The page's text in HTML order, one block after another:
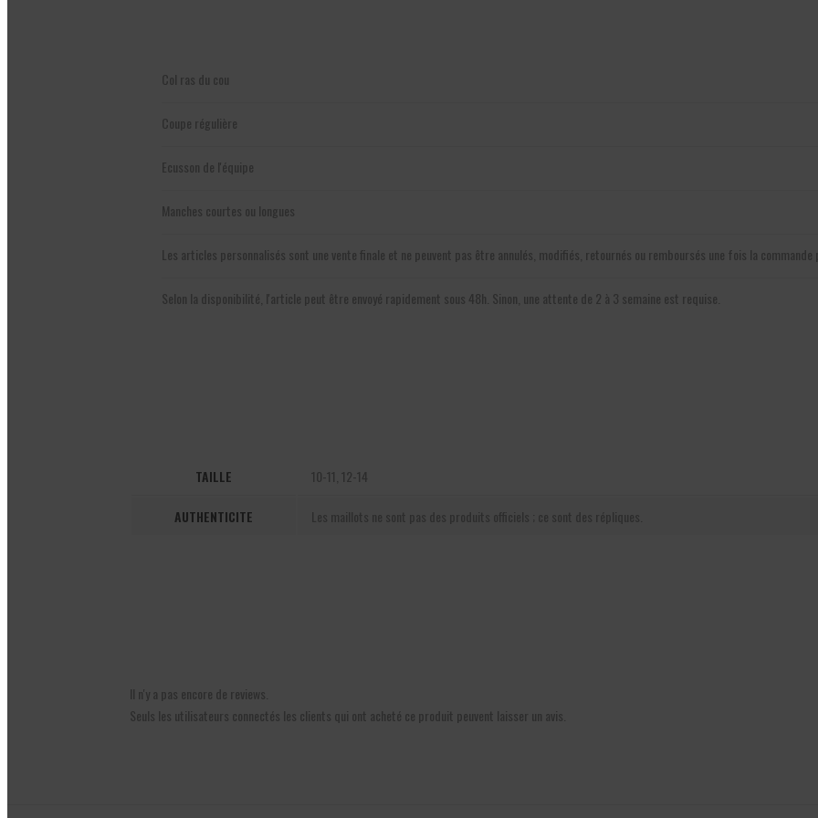
Col ras du cou
Coupe régulière
Ecusson de l'équipe
Manches courtes ou longues
Les articles personnalisés sont une vente finale et ne peuvent pas être annulés, modifiés, retournés ou remboursés une fois la commande
Selon la disponibilité, l'article peut être envoyé rapidement sous 48h. Sinon, une attente de 2 à 3 semaine est requise.
TAILLE 10-11, 12-14
AUTHENTICITE
Il n'y a pas encore de reviews.
Seuls les utilisateurs connectés les clients qui ont acheté ce produit peuvent laisser un avis.